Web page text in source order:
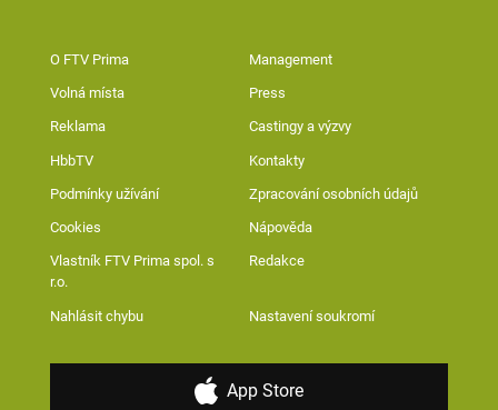
O FTV Prima Management
Volná místa Press
Reklama Castingy a výzvy
HbbTV Kontakty
Podmínky užívání Zpracování osobních údajů
Cookies Nápověda
Vlastník FTV Prima spol. s
r.o.
Redakce
Nahlásit chybu Nastavení soukromí
App Store